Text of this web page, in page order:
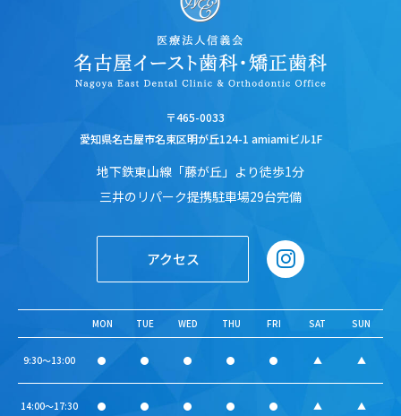
〒465-0033
愛知県名古屋市名東区明が丘124-1 amiamiビル1F
地下鉄東山線「藤が丘」より徒歩1分
三井のリパーク提携駐車場29台完備
アクセス
MON TUE WED THU FRI SAT SUN
9:30～13:00 ● ● ● ● ● ▲ ▲
14:00～17:30 ● ● ● ● ● ▲ ▲